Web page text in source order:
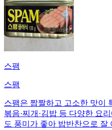
스팸
스팸
스팸은 짭짤하고 고소한 맛이
볶음·찌개·김밥 등 다양한 요
도 풍미가 좋아 밥반찬으로 잘